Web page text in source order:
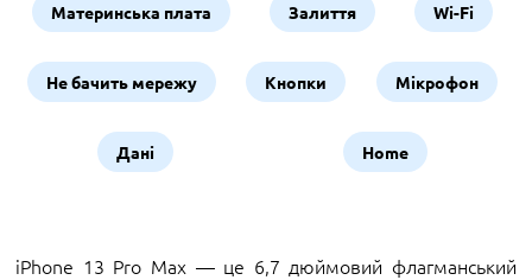
Материнська плата Залиття Wi-Fi
Не бачить мережу Кнопки Мікрофон
Дані Home
iPhone 13 Pro Max — це 6,7 дюймовий флагманський